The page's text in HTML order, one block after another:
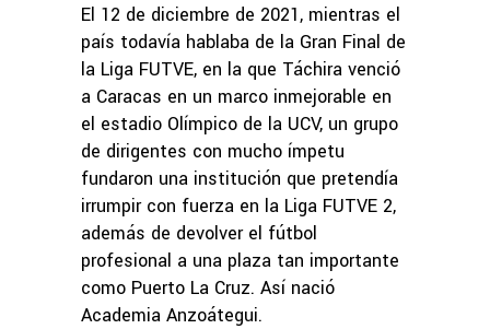
El 12 de diciembre de 2021, mientras el
país todavía hablaba de la Gran Final de
la Liga FUTVE, en la que Táchira venció
a Caracas en un marco inmejorable en
el estadio Olímpico de la UCV, un grupo
de dirigentes con mucho ímpetu
fundaron una institución que pretendía
irrumpir con fuerza en la Liga FUTVE 2,
además de devolver el fútbol
profesional a una plaza tan importante
como Puerto La Cruz. Así nació
Academia Anzoátegui.